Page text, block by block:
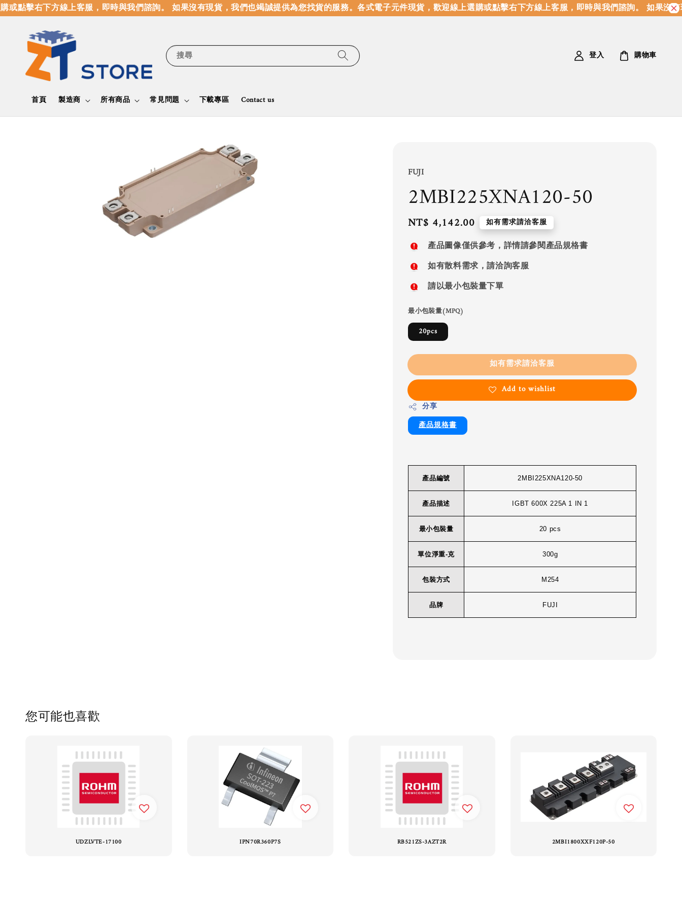
點擊右下方線上客服，即時與我們諮詢。 如果沒有現貨，我們也竭誠提供為您找貨的服務。各式電子元件現貨，歡迎線上選購或點擊右下方線上客服，即時與我們諮詢。 如果沒有
搜尋
首頁 製造商 所有商品 常見問題 下載專區 Contact us
登入 購物車
FUJI
2MBI225XNA120-50
Regular
price
NT$ 4,142.00 如有需求請洽客服
產品圖像僅供參考，詳情請參閱產品規格書
如有散料需求，請洽詢客服
請以最小包裝量下單
最小包裝量(MPQ)
20pcs
如有需求請洽客服
Add to wishlist
分享
產品規格書
產品編號 2MBI225XNA120-50
產品描述 IGBT 600X 225A 1 IN 1
最小包裝量 20 pcs
單位淨重-克 300g
包裝方式 M254
品牌 FUJI
您可能也喜歡
UDZLVTE-17100 IPN70R360P7S RB521ZS-3AZT2R 2MBI1800XXF120P-50